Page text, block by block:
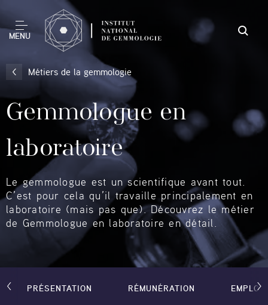
MENU
Métiers de la gemmologie
Gemmologue en
laboratoire
Le gemmologue est un scientifique avant tout.
C’est pour cela qu’il travaille principalement en
laboratoire (mais pas que). Découvrez le métier
de Gemmologue en laboratoire en détail.
PRÉSENTATION RÉMUNÉRATION EMPLOIS
< >